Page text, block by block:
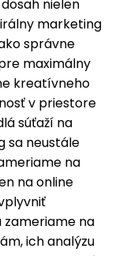
nielen
marketing
správne
maximálny
kreatívneho
v priestore
súťaží na
sa neustále
na
na online
zameriame na
ich analýzu